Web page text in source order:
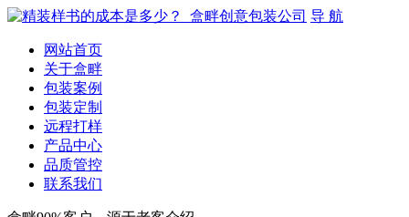
导 航
网站首页
关于盒畔
包装案例
包装定制
远程打样
产品中心
品质管控
联系我们